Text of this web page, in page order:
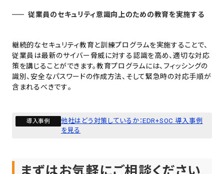
従業員のセキュリティ意識向上のための教育を実施する
継続的なセキュリティ教育と訓練プログラムを実施することで、
従業員は最新のサイバー脅威に対する認識を高め、適切な対応
策を講じることができます。教育プログラムには、フィッシングの
識別、安全なパスワードの作成方法、そして緊急時の対応手順が
含まれるべきです​​​​。
導入事例
他社はどう対策しているか：EDR+SOC 導入事例
を見る
まずはお気軽にご相談ください